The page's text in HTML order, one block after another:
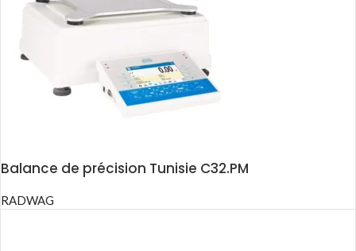
Balance de précision Tunisie C32.PM
RADWAG